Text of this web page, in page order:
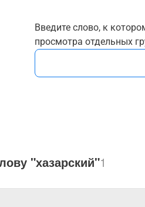
Введите слово, к
просмотра отдельных
"хазарский"1